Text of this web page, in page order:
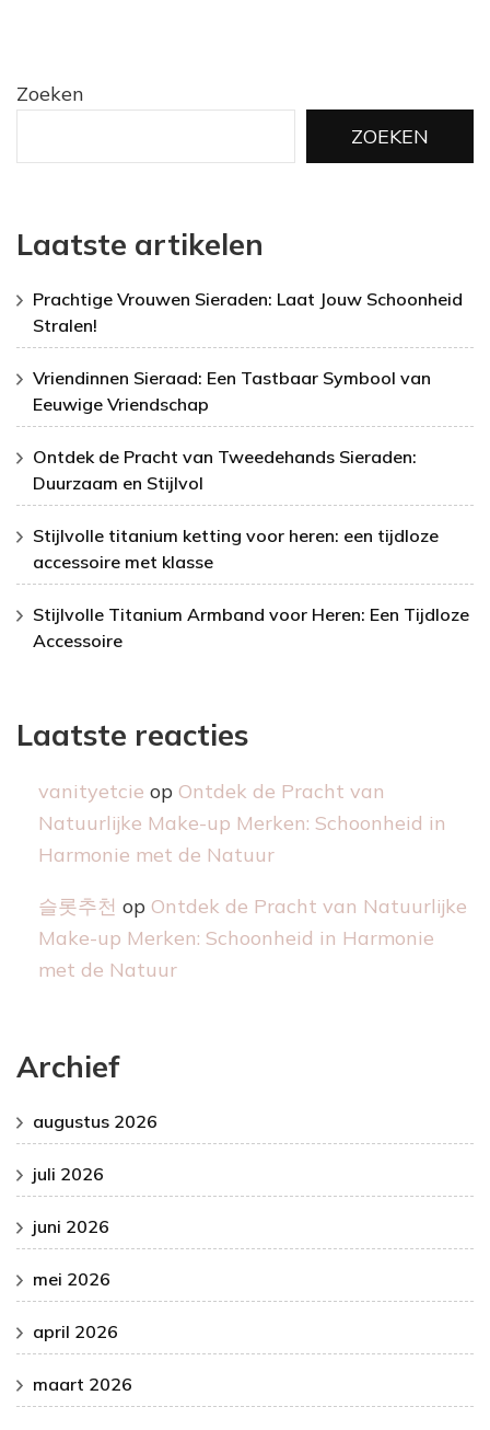
Zoeken
ZOEKEN
Laatste artikelen
Prachtige Vrouwen Sieraden: Laat Jouw Schoonheid
Stralen!
Vriendinnen Sieraad: Een Tastbaar Symbool van
Eeuwige Vriendschap
Ontdek de Pracht van Tweedehands Sieraden:
Duurzaam en Stijlvol
Stijlvolle titanium ketting voor heren: een tijdloze
accessoire met klasse
Stijlvolle Titanium Armband voor Heren: Een Tijdloze
Accessoire
Laatste reacties
vanityetcie op Ontdek de Pracht van
Natuurlijke Make-up Merken: Schoonheid in
Harmonie met de Natuur
슬롯추천 op Ontdek de Pracht van Natuurlijke
Make-up Merken: Schoonheid in Harmonie
met de Natuur
Archief
augustus 2026
juli 2026
juni 2026
mei 2026
april 2026
maart 2026